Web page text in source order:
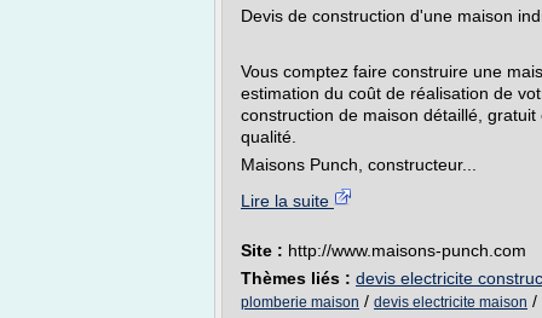
Devis de construction d'une maison
Vous comptez faire construire une
estimation du coût de réalisation de
construction de maison détaillé,
qualité.
Maisons Punch, constructeur...
Lire la suite
Site : http://www.maisons-punch.com
Thèmes liés : devis electricite
plomberie maison / devis electricite maison /